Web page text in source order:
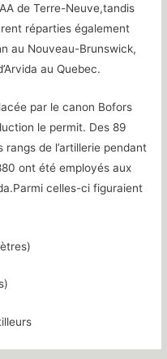
de Terre-Neuve,tandis
réparties également
au Nouveau-Brunswick,
au Quebec.
par le canon Bofors
le permit. Des 89
de l’artillerie pendant
ont été employés aux
celles-ci figuraient